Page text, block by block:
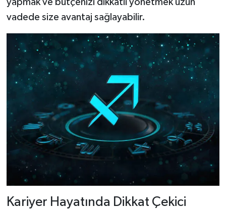
yapmak ve bütçenizi dikkatli yönetmek uzun
vadede size avantaj sağlayabilir.
Kariyer Hayatında Dikkat Çekici